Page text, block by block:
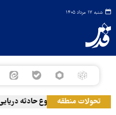
شنبه ۱۷ مرداد ۱۴۰۵
تحولات منطقه
در لبنان وقوع حادثه